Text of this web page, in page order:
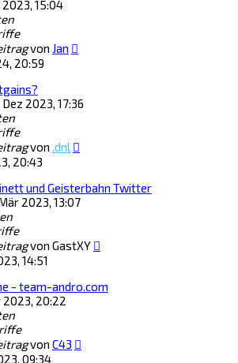
2023, 15:04
von Jan
20:59
Dez 2023, 17:36
von .dnl
20:43
und Geisterbahn Twitter
2023, 13:07
von GastXY
14:51
- team-andro.com
2023, 20:22
von C43
09:34